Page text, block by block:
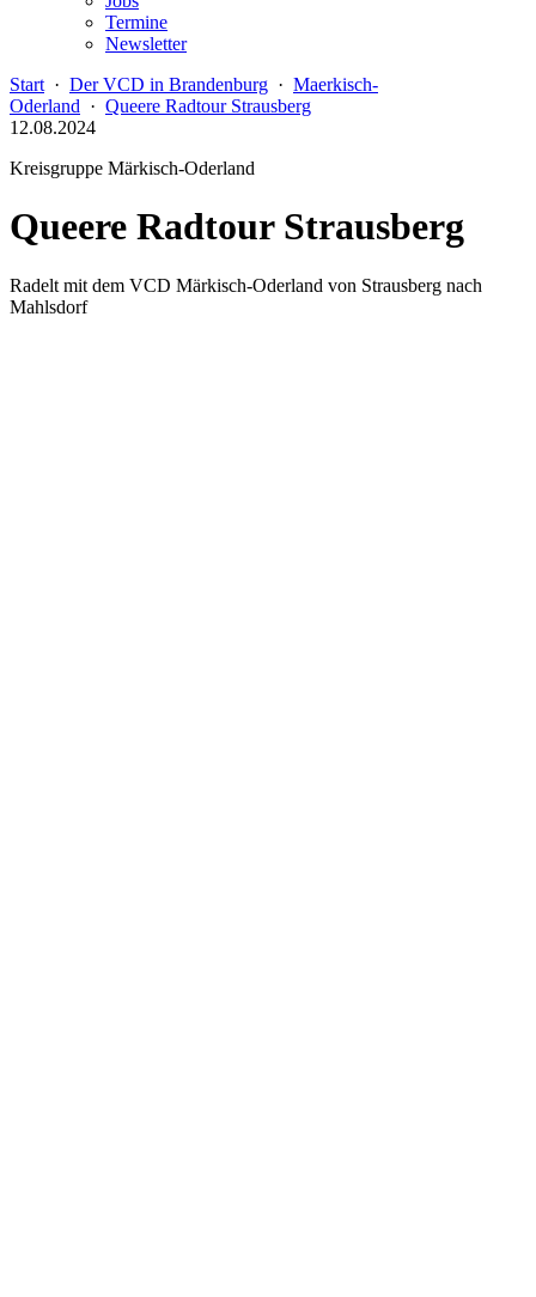
Termine
Newsletter
Start · Der VCD in Brandenburg · Maerkisch-
Oderland · Queere Radtour Strausberg
12.08.2024
Kreisgruppe Märkisch-Oderland
Queere Radtour Strausberg
Radelt mit dem VCD Märkisch-Oderland von Strausberg nach
Mahlsdorf